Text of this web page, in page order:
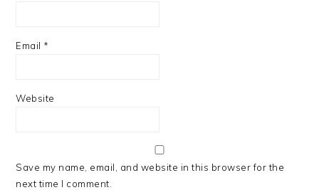
Email *
Website
Save my name, email, and website in this browser for the
next time I comment.